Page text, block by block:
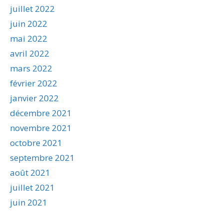
juillet 2022
juin 2022
mai 2022
avril 2022
mars 2022
février 2022
janvier 2022
décembre 2021
novembre 2021
octobre 2021
septembre 2021
août 2021
juillet 2021
juin 2021